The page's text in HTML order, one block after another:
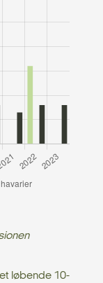
løbende 10-